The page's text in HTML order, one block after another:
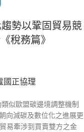
勢以鞏固貿易競
稅務篇》
國正協理
似歐盟碳邊境調整機制
向減碳及數位化之進展更
易牽涉到買賣雙方之金